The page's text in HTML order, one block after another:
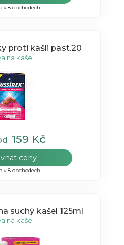
v 8 obchodech
proti kašli past.20
na kašel
159 Kč
ceny
v 8 obchodech
suchý kašel 125ml
na kašel